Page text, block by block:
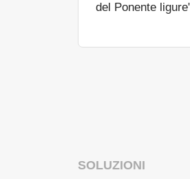
del Ponente
SOLUZIONI